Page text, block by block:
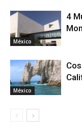
México
4
México